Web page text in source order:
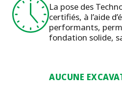
La pose des
certifiés, à l’aide
performants,
fondation solide,
AUCUNE